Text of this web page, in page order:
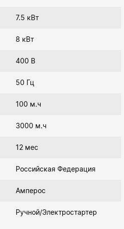
7.5 кВт
8 кВт
400 В
50 Гц
100 м.ч
3000 м.ч
12 мес
Российская Федерация
Амперос
Ручной/Электростартер